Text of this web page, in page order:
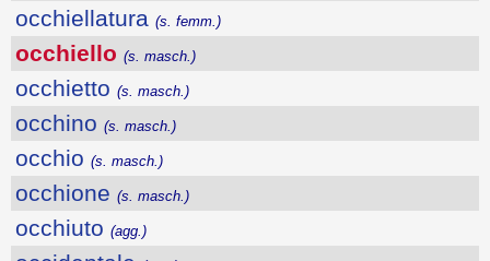
occhiellatura (s. femm.)
occhiello (s. masch.)
occhietto (s. masch.)
occhino (s. masch.)
occhio (s. masch.)
occhione (s. masch.)
occhiuto (agg.)